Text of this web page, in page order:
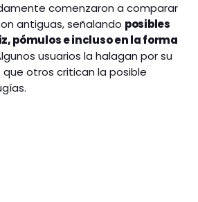
comenzaron a comparar
antiguas, señalando posibles
pómulos e incluso en la forma
usuarios la halagan por su
otros critican la posible